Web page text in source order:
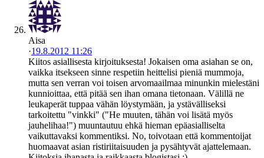
Aisa
·19.8.2012 11:26
Kiitos asiallisesta kirjoituksesta! Jokaisen oma asiahan se on,
vaikka itsekseen sinne respetiin heittelisi pieniä mummoja,
mutta sen verran voi toisen arvomaailmaa minunkin mielestäni
kunnioittaa, että pitää sen ihan omana tietonaan. Välillä ne
leukaperät tuppaa vähän löystymään, ja ystävälliseksi
tarkoitettu "vinkki" ("He muuten, tähän voi lisätä myös
jauhelihaa!") muuntautuu ehkä hieman epäasialliselta
vaikuttavaksi kommentiksi. No, toivotaan että kommentoijat
huomaavat asian ristiriitaisuuden ja pysähtyvät ajattelemaan.